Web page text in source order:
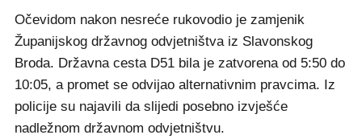
Očevidom nakon nesreće rukovodio je zamjenik
Županijskog državnog odvjetništva iz Slavonskog
Broda. Državna cesta D51 bila je zatvorena od 5:50 do
10:05, a promet se odvijao alternativnim pravcima. Iz
policije su najavili da slijedi posebno izvješće
nadležnom državnom odvjetništvu.